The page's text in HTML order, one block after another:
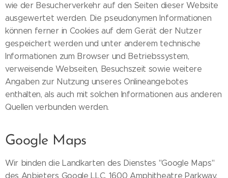
wie der Besucherverkehr auf den Seiten dieser Website
ausgewertet werden. Die pseudonymen Informationen
können ferner in Cookies auf dem Gerät der Nutzer
gespeichert werden und unter anderem technische
Informationen zum Browser und Betriebssystem,
verweisende Webseiten, Besuchszeit sowie weitere
Angaben zur Nutzung unseres Onlineangebotes
enthalten, als auch mit solchen Informationen aus anderen
Quellen verbunden werden.
Google Maps
Wir binden die Landkarten des Dienstes "Google Maps"
des Anbieters Google LLC, 1600 Amphitheatre Parkway,